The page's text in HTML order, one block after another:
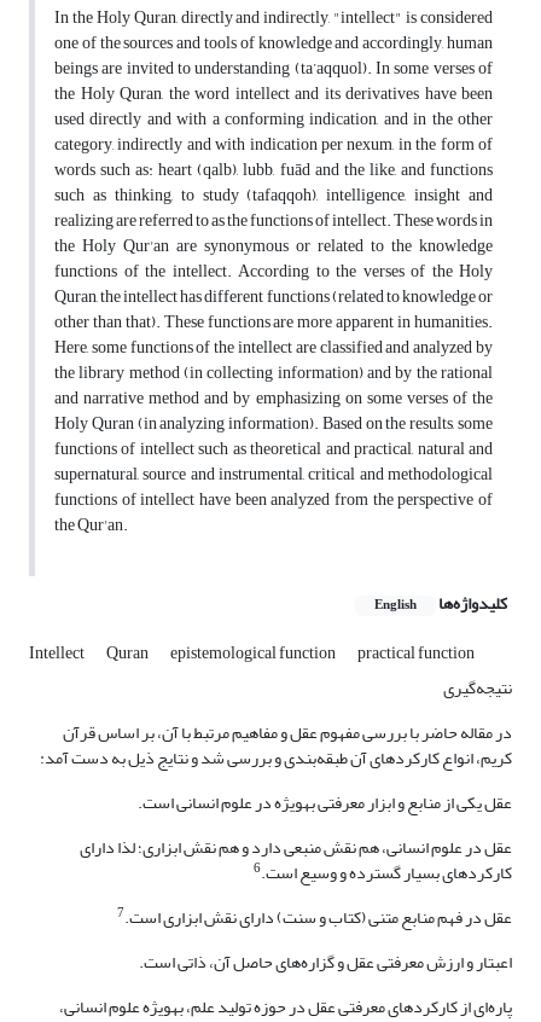
In the Holy Quran, directly and indirectly, "intellect" is considered
one of the sources and tools of knowledge and accordingly, human
beings are invited to understanding (ta’aqquol). In some verses of
the Holy Quran, the word intellect and its derivatives have been
used directly and with a conforming indication, and in the other
category, indirectly and with indication per nexum, in the form of
words such as: heart (qalb), lubb, fuād and the like, and functions
such as thinking, to study (tafaqqoh), intelligence, insight and
realizing are referred to as the functions of intellect. These words in
the Holy Qur'an are synonymous or related to the knowledge
functions of the intellect. According to the verses of the Holy
Quran, the intellect has different functions (related to knowledge or
other than that). These functions are more apparent in humanities.
Here, some functions of the intellect are classified and analyzed by
the library method (in collecting information) and by the rational
and narrative method and by emphasizing on some verses of the
Holy Quran (in analyzing information). Based on the results, some
functions of intellect such as theoretical and practical, natural and
supernatural, source and instrumental, critical and methodological
functions of intellect have been analyzed from the perspective of
the Qur'an.
کلیدواژه‌ها English
Intellect Quran epistemological function
practical function
نتیجه‌گیری
در مقاله حاضر با بررسی مفهوم عقل و مفاهیم مرتبط با آن، بر اساس قرآن
کریم، انواع کارکردهای آن طبقه‌بندی و بررسی شد و نتایج ذیل به دست آمد:
عقل یکی از منابع و ابزار معرفتی به‎ویژه در علوم انسانی است.
عقل در علوم انسانی، هم نقش منبعی دارد و هم نقش ابزاری؛ لذا دارای
کارکردهای بسیار گسترده و وسیع است.6
عقل در فهم منابع متنی (کتاب و سنت) دارای نقش ابزاری است.7
اعبتار و ارزش معرفتی عقل و گزاره‌های حاصل آن، ذاتی است.
پاره‌ای از کارکردهای معرفتی عقل در حوزه‌ تولید علم، به‎ویژه علوم انسانی،